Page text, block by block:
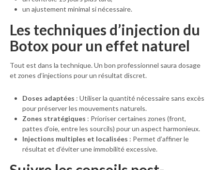
un ajustement minimal si nécessaire.
Les techniques d’injection du
Botox pour un effet naturel
Tout est dans la technique. Un bon professionnel saura dosage
et zones d’injections pour un résultat discret.
Doses adaptées : Utiliser la quantité nécessaire sans excès
pour préserver les mouvements naturels.
Zones stratégiques : Prioriser certaines zones (front,
pattes d’oie, entre les sourcils) pour un aspect harmonieux.
Injections multiples et localisées : Permet d’affiner le
résultat et d’éviter une immobilité excessive.